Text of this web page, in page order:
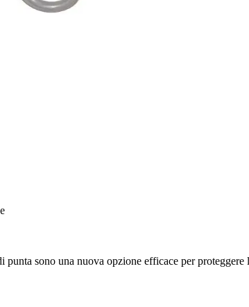
sono una nuova opzione efficace per